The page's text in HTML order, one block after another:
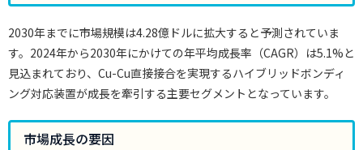
2030年までに市場規模は4.28億ドルに拡大すると予測されていま
す。2024年から2030年にかけての年平均成長率（CAGR）は5.1%と
見込まれており、Cu-Cu直接接合を実現するハイブリッドボンディ
ング対応装置が成長を牽引する主要セグメントとなっています。
市場成長の要因